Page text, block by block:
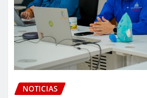
NOTICIAS